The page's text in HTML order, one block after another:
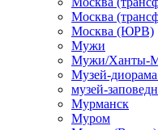
Москва
Москва (ЮРВ)
Мужи
Мужи/Ханты-
Музей-
музей-
Мурманск
Муром